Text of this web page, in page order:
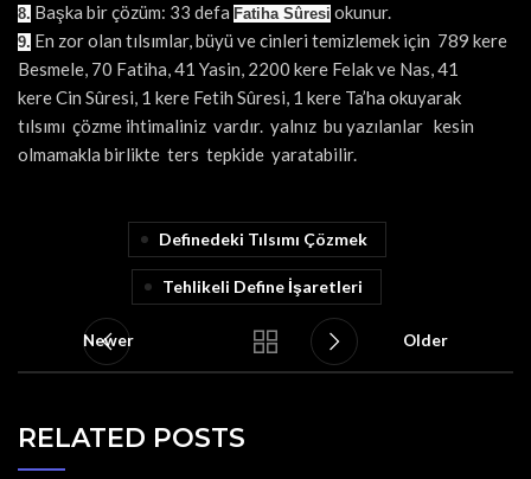
8. Başka bir çözüm: 33 defa Fatiha Sûresi okunur.
9. En zor olan tılsımlar, büyü ve cinleri temizlemek için 789 kere
Besmele, 70 Fatiha, 41 Yasin, 2200 kere Felak ve Nas, 41
kere Cin Sûresi, 1 kere Fetih Sûresi, 1 kere Ta’ha okuyarak
tılsımı çözme ihtimaliniz vardır. yalnız bu yazılanlar kesin
olmamakla birlikte ters tepkide yaratabilir.
Definedeki Tılsımı Çözmek
Tehlikeli Define İşaretleri
Newer Older
RELATED POSTS